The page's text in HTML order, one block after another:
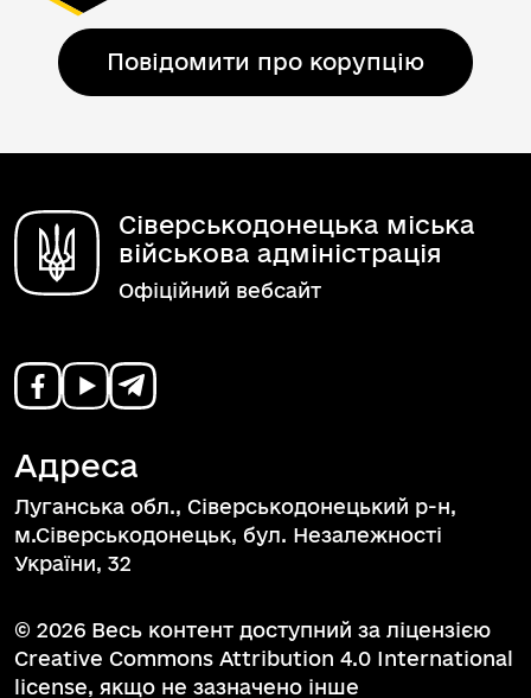
Повідомити про корупцію
Сіверськодонецька міська
військова адміністрація
Офіційний вебсайт
Адреса
Луганська обл., Сіверськодонецький р-н,
м.Сіверськодонецьк, бул. Незалежності
України, 32
© 2026 Весь контент доступний за ліцензією
Creative Commons Attribution 4.0 International
license, якщо не зазначено інше